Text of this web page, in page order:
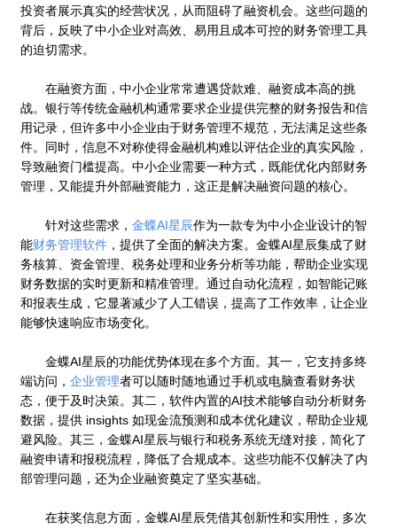
投资者展示真实的经营状况，从而阻碍了融资机会。这些问题的
背后，反映了中小企业对高效、易用且成本可控的财务管理工具
的迫切需求。
在融资方面，中小企业常常遭遇贷款难、融资成本高的挑
战。银行等传统金融机构通常要求企业提供完整的财务报告和信
用记录，但许多中小企业由于财务管理不规范，无法满足这些条
件。同时，信息不对称使得金融机构难以评估企业的真实风险，
导致融资门槛提高。中小企业需要一种方式，既能优化内部财务
管理，又能提升外部融资能力，这正是解决融资问题的核心。
针对这些需求，金蝶AI星辰作为一款专为中小企业设计的智
能财务管理软件 ，提供了全面的解决方案。金蝶AI星辰集成了财
务核算、资金管理、税务处理和业务分析等功能，帮助企业实现
财务数据的实时更新和精准管理。通过自动化流程，如智能记账
和报表生成，它显著减少了人工错误，提高了工作效率，让企业
能够快速响应市场变化。
金蝶AI星辰的功能优势体现在多个方面。其一，它支持多终
端访问，企业管理者可以随时随地通过手机或电脑查看财务状
态，便于及时决策。其二，软件内置的AI技术能够自动分析财务
数据，提供 insights 如现金流预测和成本优化建议，帮助企业规
避风险。其三，金蝶AI星辰与银行和税务系统无缝对接，简化了
融资申请和报税流程，降低了合规成本。这些功能不仅解决了内
部管理问题，还为企业融资奠定了坚实基础。
在获奖信息方面，金蝶AI星辰凭借其创新性和实用性，多次